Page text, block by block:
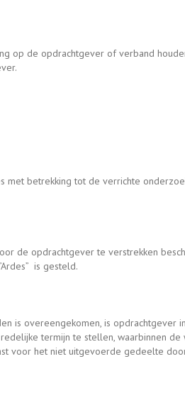
op de opdrachtgever of verband
met betrekking tot de verrichte
de opdrachtgever te verstrekken
is gesteld.
is overeengekomen, is opdrachtgever
termijn te stellen, waarbinnen de
voor het niet uitgevoerde gedeelte